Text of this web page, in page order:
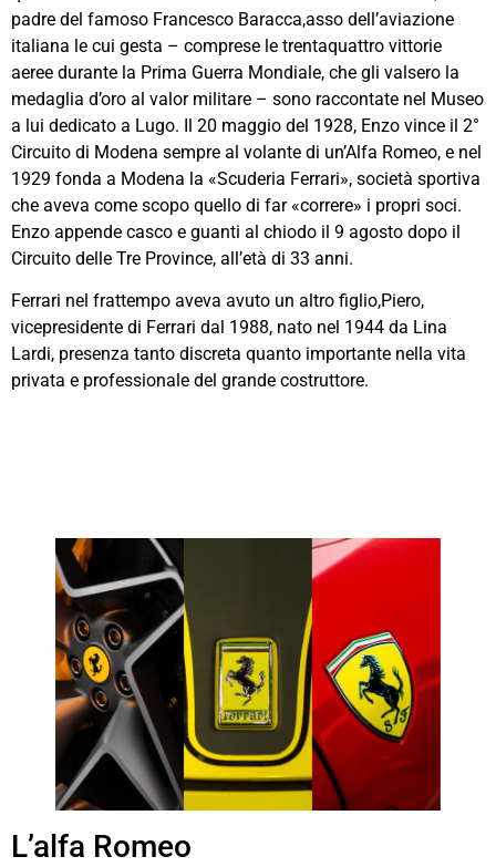
padre del famoso Francesco Baracca,asso dell’aviazione
italiana le cui gesta – comprese le trentaquattro vittorie
aeree durante la Prima Guerra Mondiale, che gli valsero la
medaglia d’oro al valor militare – sono raccontate nel Museo
a lui dedicato a Lugo. Il 20 maggio del 1928, Enzo vince il 2°
Circuito di Modena sempre al volante di un’Alfa Romeo, e nel
1929 fonda a Modena la «Scuderia Ferrari», società sportiva
che aveva come scopo quello di far «correre» i propri soci.
Enzo appende casco e guanti al chiodo il 9 agosto dopo il
Circuito delle Tre Province, all’età di 33 anni.
Ferrari nel frattempo aveva avuto un altro figlio,Piero,
vicepresidente di Ferrari dal 1988, nato nel 1944 da Lina
Lardi, presenza tanto discreta quanto importante nella vita
privata e professionale del grande costruttore.
L’alfa Romeo